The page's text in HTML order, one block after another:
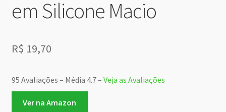
em Silicone Macio
R$ 19,70
95 Avaliações – Média 4.7 – Veja as Avaliações
Ver na Amazon